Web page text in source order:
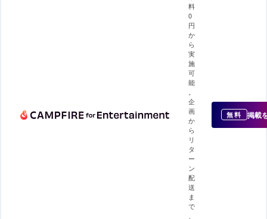
料
0
円
か
ら
実
施
可
能
企
画
か
ら
リ
タ
ー
ン
配
送
ま
で
無料 掲載